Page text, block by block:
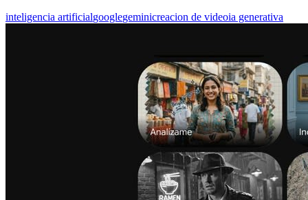
inteligencia artificialgooglegeminicreacion de videoia generativa